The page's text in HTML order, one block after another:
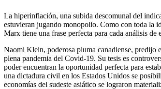
La hiperinflación, una subida descomunal del
estuvieran jugando monopolio. Como con toda la
Marx tiene una frase perfecta para cada análisis
Naomi Klein, poderosa pluma canadiense, predijo
plena pandemia del Covid-19. Su tesis es
poder encuentran la oportunidad perfecta para
una dictadura civil en los Estados Unidos se
economías del sudeste asiático se lograron